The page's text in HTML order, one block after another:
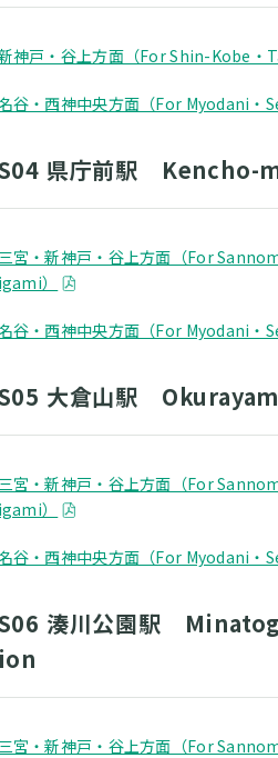
神戸・谷上方面（For Shin-Kobe・
谷・西神中央方面（For Myodani・
県庁前駅 Kencho-
宮・新神戸・谷上方面（For
）
谷・西神中央方面（For Myodani・
大倉山駅
宮・新神戸・谷上方面（For
）
谷・西神中央方面（For Myodani・
湊川公園駅
宮・新神戸・谷上方面（For